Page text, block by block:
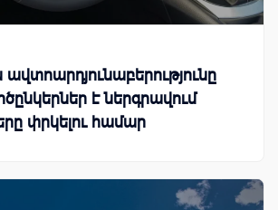
է ներգրավում
փրկելու համար